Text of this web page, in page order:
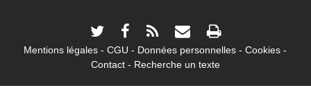
Mentions légales CGU Données personnelles
Cookies
Contact
Recherche un texte